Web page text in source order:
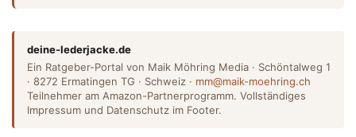
deine-lederjacke.de
Ein Ratgeber-Portal von Maik Möhring Media · Schöntalweg 1
· 8272 Ermatingen TG · Schweiz · mm@maik-moehring.ch
Teilnehmer am Amazon-Partnerprogramm. Vollständiges
Impressum und Datenschutz im Footer.